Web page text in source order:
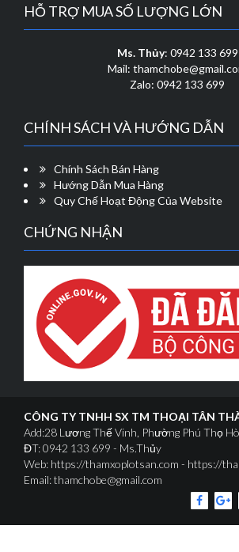
HỖ TRỢ MUA SỐ LƯỢNG LỚN
Ms. Thủy: 0942 133 699
Mail:
Zalo: 0942 133 699
CHÍNH SÁCH VÀ HƯỚNG DẪN
Chính Sách Bán Hàng
Hướng Dẫn Mua Hàng
Quy Chế Hoạt Động Của Website
CHỨNG NHẬN
CÔNG TY TNHH SX TM THOẠI TÂN
Add:28 Lương Thế Vinh, Phường Phú Thọ
ĐT: 0942 133 699 - Ms.Thủy
Web: https://thamxoplotsan.com - https://
Email: thamchobe@gmail.com